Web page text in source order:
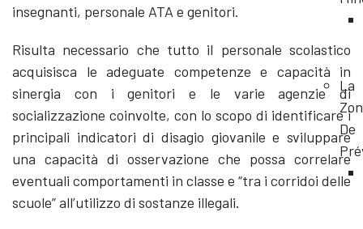
La
De
insegnanti, personale ATA e genitori.
Risulta necessario che tutto il personale scolastico
acquisisca le adeguate competenze e capacità in
sinergia con i genitori e le varie agenzie di
socializzazione coinvolte, con lo scopo di identificare i
principali indicatori di disagio giovanile e sviluppare
una capacità di osservazione che possa correlare
eventuali comportamenti in classe e “tra i corridoi delle
scuole” all’utilizzo di sostanze illegali.